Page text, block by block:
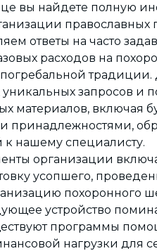
вы найдете полную
православных
ответы на часто
расходов на
традиции.
запросов и
материалов, включая
принадлежностями,
к нашему специалисту.
организации
усопшего,
похоронного
устройство
программы
нагрузки для